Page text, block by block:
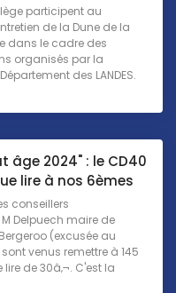
participent au
de la Dune de la
dans le cadre des
organisés par la
des LANDES.
âge 2024" : le CD40
lire à nos 6èmes
conseillers
Delpuech maire de
(excusée au
venus remettre à 145
de 30â‚¬. C'est la